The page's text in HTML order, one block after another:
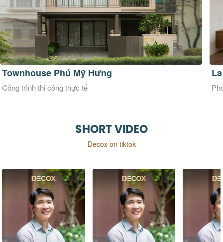
La Maison Douce
Phong cách thiết kế Đương đại
SHORT VIDEO
Decox on tiktok